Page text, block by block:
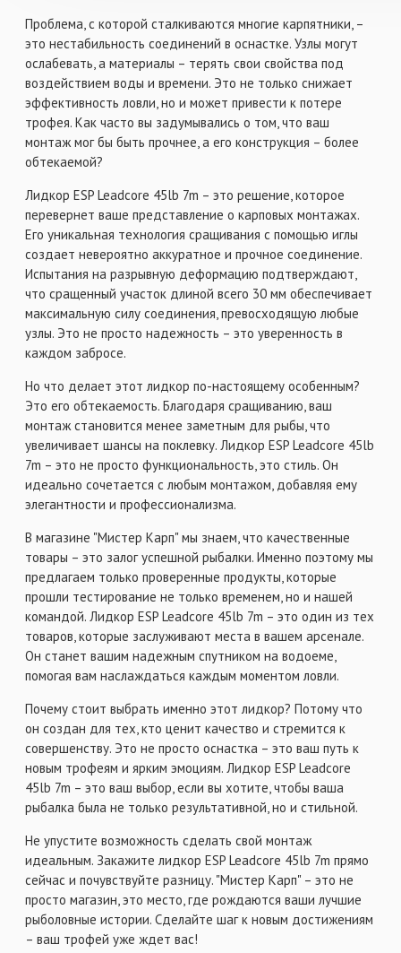
Проблема, с которой сталкиваются многие карпятники, –
это нестабильность соединений в оснастке. Узлы могут
ослабевать, а материалы – терять свои свойства под
воздействием воды и времени. Это не только снижает
эффективность ловли, но и может привести к потере
трофея. Как часто вы задумывались о том, что ваш
монтаж мог бы быть прочнее, а его конструкция – более
обтекаемой?
Лидкор ESP Leadcore 45lb 7m – это решение, которое
перевернет ваше представление о карповых монтажах.
Его уникальная технология сращивания с помощью иглы
создает невероятно аккуратное и прочное соединение.
Испытания на разрывную деформацию подтверждают,
что сращенный участок длиной всего 30 мм обеспечивает
максимальную силу соединения, превосходящую любые
узлы. Это не просто надежность – это уверенность в
каждом забросе.
Но что делает этот лидкор по-настоящему особенным?
Это его обтекаемость. Благодаря сращиванию, ваш
монтаж становится менее заметным для рыбы, что
увеличивает шансы на поклевку. Лидкор ESP Leadcore 45lb
7m – это не просто функциональность, это стиль. Он
идеально сочетается с любым монтажом, добавляя ему
элегантности и профессионализма.
В магазине "Мистер Карп" мы знаем, что качественные
товары – это залог успешной рыбалки. Именно поэтому мы
предлагаем только проверенные продукты, которые
прошли тестирование не только временем, но и нашей
командой. Лидкор ESP Leadcore 45lb 7m – это один из тех
товаров, которые заслуживают места в вашем арсенале.
Он станет вашим надежным спутником на водоеме,
помогая вам наслаждаться каждым моментом ловли.
Почему стоит выбрать именно этот лидкор? Потому что
он создан для тех, кто ценит качество и стремится к
совершенству. Это не просто оснастка – это ваш путь к
новым трофеям и ярким эмоциям. Лидкор ESP Leadcore
45lb 7m – это ваш выбор, если вы хотите, чтобы ваша
рыбалка была не только результативной, но и стильной.
Не упустите возможность сделать свой монтаж
идеальным. Закажите лидкор ESP Leadcore 45lb 7m прямо
сейчас и почувствуйте разницу. "Мистер Карп" – это не
просто магазин, это место, где рождаются ваши лучшие
рыболовные истории. Сделайте шаг к новым достижениям
– ваш трофей уже ждет вас!